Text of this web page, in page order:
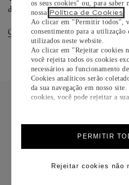
os seus cookies" ou, para saber
nossa Política de Cookies
Ao clicar em "Permitir todos",
consentimento para a utilização
utilizados neste website.
Ao clicar em "Rejeitar cookies
você rejeita todos os cookies
necessários ao funcionamento
Cookies analíticos serão
da sua navegação em nosso
cookies, você pode rejeitar a
PERMITIR
Rejeitar cookies não
dias.
Consultar Entregas Consultar
FRETE